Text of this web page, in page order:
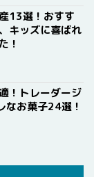
13選！おすす
キッズに喜ばれ
！
！トレーダージ
なお菓子24選！